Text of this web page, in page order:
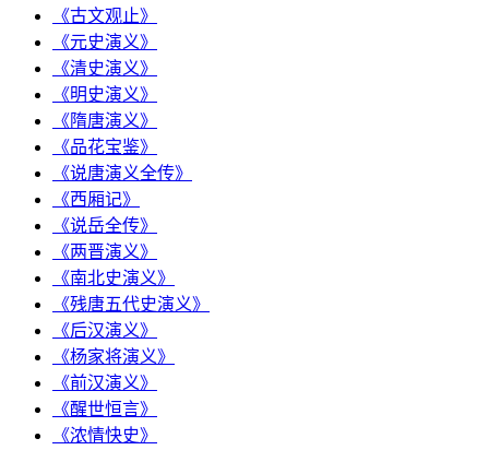
《古文观止》
《元史演义》
《清史演义》
《明史演义》
《隋唐演义》
《品花宝鉴》
《说唐演义全传》
《西厢记》
《说岳全传》
《两晋演义》
《南北史演义》
《残唐五代史演义》
《后汉演义》
《杨家将演义》
《前汉演义》
《醒世恒言》
《浓情快史》